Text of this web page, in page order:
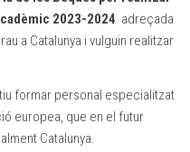
2023-2024 adreçada
a Catalunya i vulguin realitzar
formar personal especialitzat
europea, que en el futur
Catalunya.